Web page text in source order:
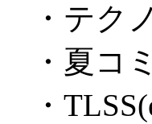
・テク
・夏コ
・